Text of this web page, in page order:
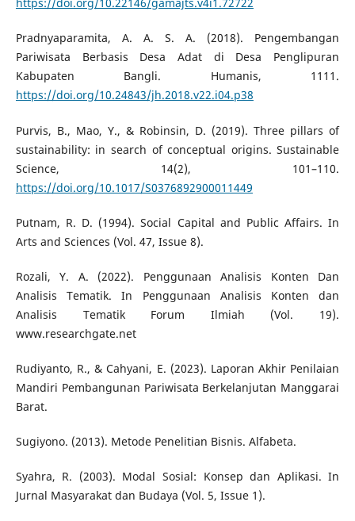
https://doi.org/10.22146/gamajts.v4i1.72722
Pradnyaparamita, A. A. S. A. (2018). Pengembangan
Pariwisata Berbasis Desa Adat di Desa Penglipuran
Kabupaten Bangli. Humanis, 1111.
https://doi.org/10.24843/jh.2018.v22.i04.p38
Purvis, B., Mao, Y., & Robinsin, D. (2019). Three pillars of
sustainability: in search of conceptual origins. Sustainable
Science, 14(2), 101–110.
https://doi.org/10.1017/S0376892900011449
Putnam, R. D. (1994). Social Capital and Public Affairs. In
Arts and Sciences (Vol. 47, Issue 8).
Rozali, Y. A. (2022). Penggunaan Analisis Konten Dan
Analisis Tematik. In Penggunaan Analisis Konten dan
Analisis Tematik Forum Ilmiah (Vol. 19).
www.researchgate.net
Rudiyanto, R., & Cahyani, E. (2023). Laporan Akhir Penilaian
Mandiri Pembangunan Pariwisata Berkelanjutan Manggarai
Barat.
Sugiyono. (2013). Metode Penelitian Bisnis. Alfabeta.
Syahra, R. (2003). Modal Sosial: Konsep dan Aplikasi. In
Jurnal Masyarakat dan Budaya (Vol. 5, Issue 1).